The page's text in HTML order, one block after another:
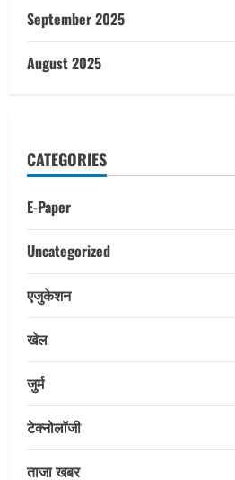
September 2025
August 2025
CATEGORIES
E-Paper
Uncategorized
एजुकेशन
खेल
जुर्म
टेक्नोलॉजी
ताजा खबर